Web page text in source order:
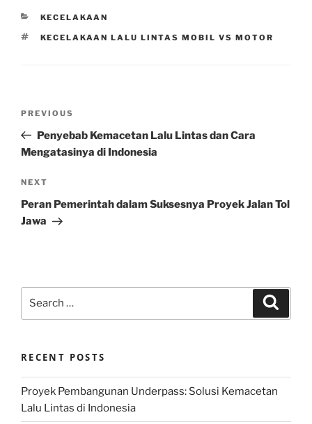
CATEGORIES
KECELAKAAN
TAGS
KECELAKAAN LALU LINTAS MOBIL VS MOTOR
Previous
Post
PREVIOUS
Penyebab Kemacetan Lalu Lintas dan Cara
Mengatasinya di Indonesia
Next
Post
NEXT
Peran Pemerintah dalam Suksesnya Proyek Jalan Tol
Jawa
RECENT POSTS
Proyek Pembangunan Underpass: Solusi Kemacetan
Lalu Lintas di Indonesia